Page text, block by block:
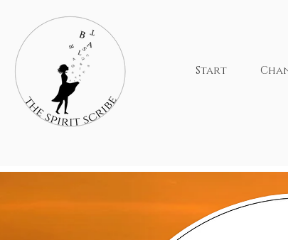
Start